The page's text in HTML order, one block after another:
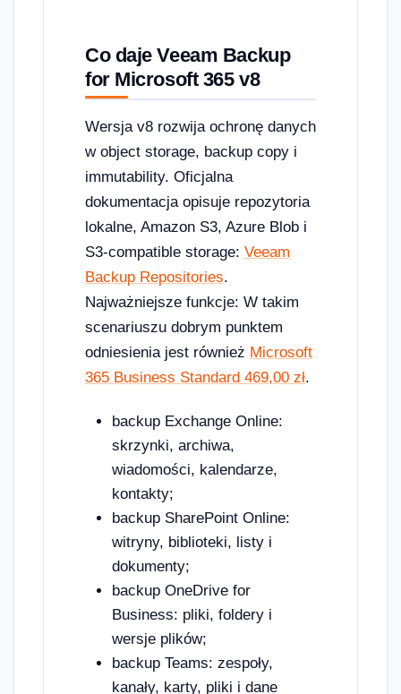
Co daje Veeam Backup
for Microsoft 365 v8
Wersja v8 rozwija ochronę danych
w object storage, backup copy i
immutability. Oficjalna
dokumentacja opisuje repozytoria
lokalne, Amazon S3, Azure Blob i
S3-compatible storage: Veeam
Backup Repositories.
Najważniejsze funkcje: W takim
scenariuszu dobrym punktem
odniesienia jest również Microsoft
365 Business Standard 469,00 zł.
backup Exchange Online:
skrzynki, archiwa,
wiadomości, kalendarze,
kontakty;
backup SharePoint Online:
witryny, biblioteki, listy i
dokumenty;
backup OneDrive for
Business: pliki, foldery i
wersje plików;
backup Teams: zespoły,
kanały, karty, pliki i dane